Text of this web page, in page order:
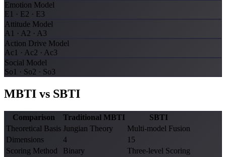
Emotion Model
E1 · E2 · E3
Attitude Model
A1 · A2 · A3
Action Drive Model
Ac1 · Ac2 · Ac3
Social Model
So1 · So2 · So3
MBTI vs SBTI
Comparison Traditional MBTI
SBTI
Theoretical Basis Jungian Theory
Multi-model Fusion
Dimensions
4
15
Scoring Method
Binary
Three-level Scoring